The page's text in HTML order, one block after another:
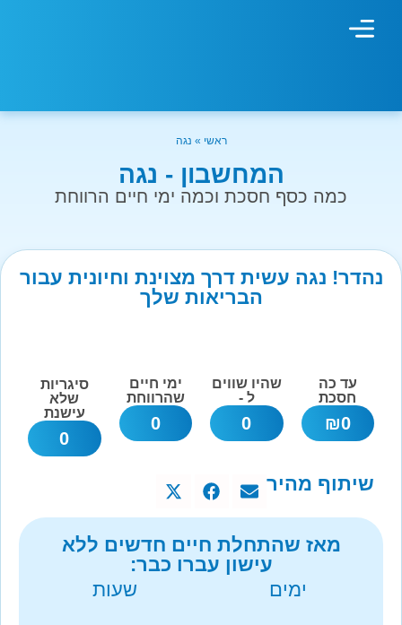
ראשי » נגה
המחשבון - נגה
כמה כסף חסכת וכמה ימי חיים הרווחת
נהדר! נגה עשית דרך מצוינת וחיונית עבור
הבריאות שלך
עד כה
חסכת
0
₪
שהיו שווים
ל -
0
ימי חיים
שהרווחת
0
סיגריות
שלא
עישנת
0
שיתוף מהיר
מאז שהתחלת חיים חדשים ללא
עישון עברו כבר:
ימים
שעות